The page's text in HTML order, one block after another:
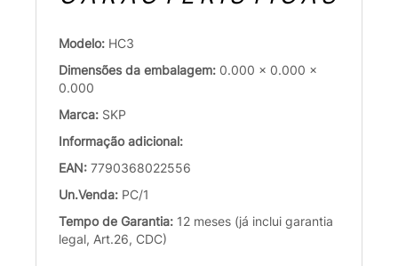
Modelo: HC3
Dimensões da embalagem: 0.000 x 0.000 x
0.000
Marca: SKP
Informação adicional:
EAN: 7790368022556
Un.Venda: PC/1
Tempo de Garantia: 12 meses (já inclui garantia
legal, Art.26, CDC)